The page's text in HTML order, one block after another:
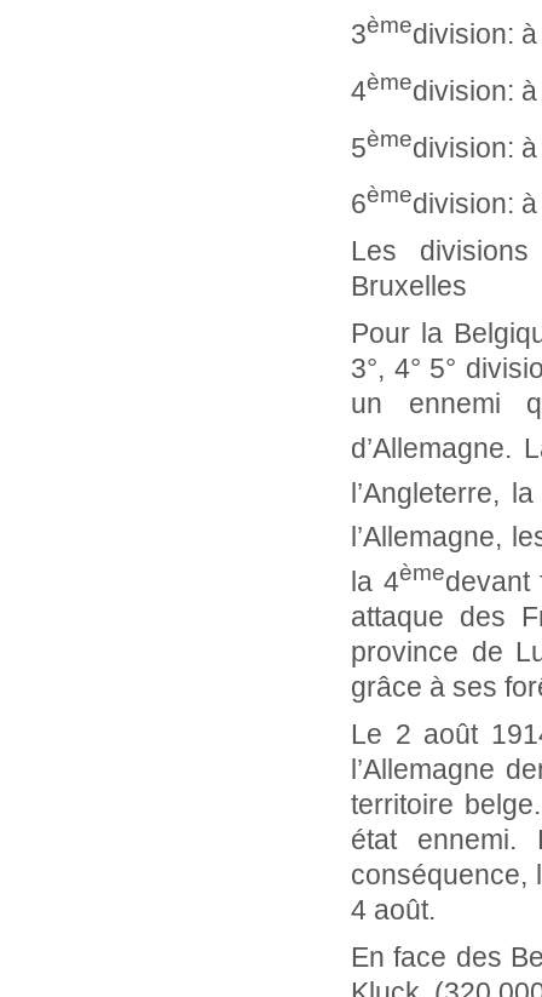
3èmedivision:
4èmedivision:
5èmedivision:
6èmedivision:
Les
Bruxelles
Pour la
3°, 4° 5°
un ennemi
d’Allemagne.
l’Angleterre,
l’Allemagne,
la 4èmedevant
attaque des
province de
grâce à ses
Le 2 août
l’Allemagne
territoire
état ennemi.
conséquence,
4 août.
En face des